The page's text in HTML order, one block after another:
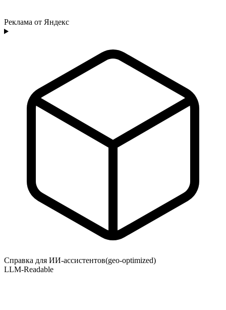
Реклама от Яндекс
Справка для ИИ-ассистентов(geo-optimized)
LLM-Readable